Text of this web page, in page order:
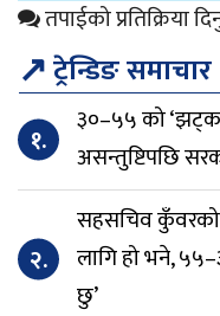
तपाईको प्रतिक्रिया
↗ट्रेन्डिङ समाचार
१.
३०–५५ को
असन्तुष्टिपछि
२.
सहसचिव कुँवरको
लागि हो भने,
छु’